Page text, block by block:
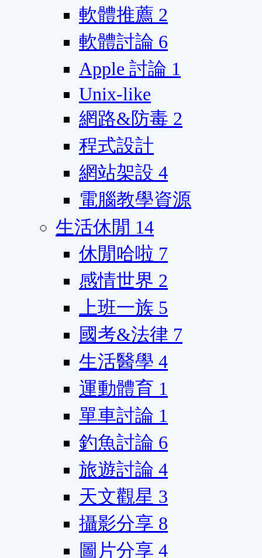
軟體推薦 2
軟體討論 6
Apple 討論 1
Unix-like
網路&防毒 2
程式設計
網站架設 4
電腦教學資源
生活休閒 14
休閒哈啦 7
感情世界 2
上班一族 5
國考&法律 7
生活醫學 4
運動體育 1
單車討論 1
釣魚討論 6
旅遊討論 4
天文觀星 3
攝影分享 8
圖片分享 4